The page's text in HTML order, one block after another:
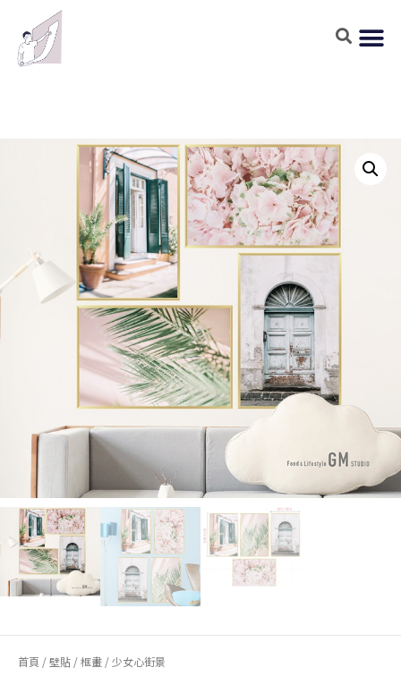
首頁 /壁貼 /框畫 / 少女心街景